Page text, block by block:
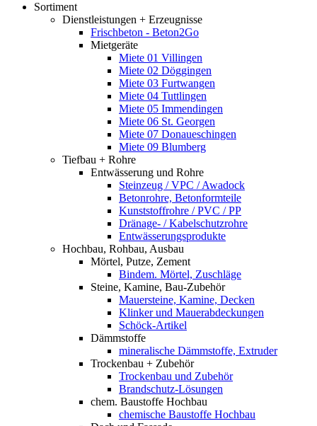
Sortiment
Dienstleistungen + Erzeugnisse
Frischbeton - Beton2Go
Mietgeräte
Miete 01 Villingen
Miete 02 Döggingen
Miete 03 Furtwangen
Miete 04 Tuttlingen
Miete 05 Immendingen
Miete 06 St. Georgen
Miete 07 Donaueschingen
Miete 09 Blumberg
Tiefbau + Rohre
Entwässerung und Rohre
Steinzeug / VPC / Awadock
Betonrohre, Betonformteile
Kunststoffrohre / PVC / PP
Dränage- / Kabelschutzrohre
Entwässerungsprodukte
Hochbau, Rohbau, Ausbau
Mörtel, Putze, Zement
Bindem. Mörtel, Zuschläge
Steine, Kamine, Bau-Zubehör
Mauersteine, Kamine, Decken
Klinker und Mauerabdeckungen
Schöck-Artikel
Dämmstoffe
mineralische Dämmstoffe, Extruder
Trockenbau + Zubehör
Trockenbau und Zubehör
Brandschutz-Lösungen
chem. Baustoffe Hochbau
chemische Baustoffe Hochbau